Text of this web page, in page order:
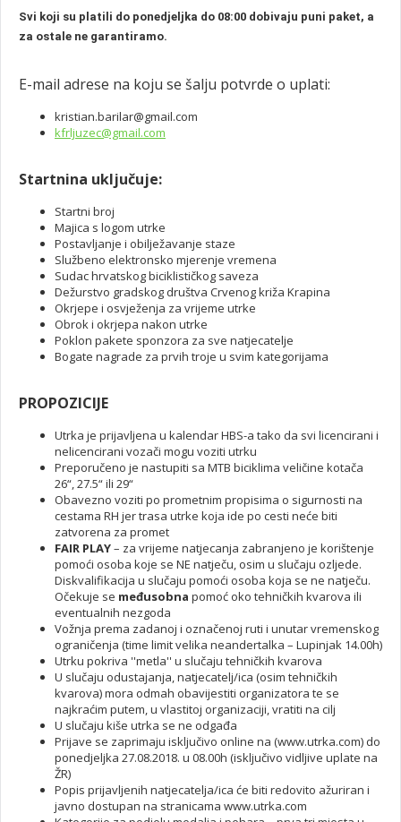
Svi koji su platili do ponedjeljka do 08:00 dobivaju puni paket, a
za ostale ne garantiramo.
E-mail adrese na koju se šalju potvrde o uplati:
kristian.barilar@gmail.com
kfrljuzec@gmail.com
Startnina uključuje:
Startni broj
Majica s logom utrke
Postavljanje i obilježavanje staze
Službeno elektronsko mjerenje vremena
Sudac hrvatskog biciklističkog saveza
Dežurstvo gradskog društva Crvenog križa Krapina
Okrjepe i osvježenja za vrijeme utrke
Obrok i okrjepa nakon utrke
Poklon pakete sponzora za sve natjecatelje
Bogate nagrade za prvih troje u svim kategorijama
PROPOZICIJE
Utrka je prijavljena u kalendar HBS-a tako da svi licencirani i
nelicencirani vozači mogu voziti utrku
Preporučeno je nastupiti sa MTB biciklima veličine kotača
26“, 27.5“ ili 29“
Obavezno voziti po prometnim propisima o sigurnosti na
cestama RH jer trasa utrke koja ide po cesti neće biti
zatvorena za promet
FAIR PLAY– za vrijeme natjecanja zabranjeno je korištenje
pomoći osoba koje se NE natječu, osim u slučaju ozljede.
Diskvalifikacija u slučaju pomoći osoba koja se ne natječu.
Očekuje se međusobna pomoć oko tehničkih kvarova ili
eventualnih nezgoda
Vožnja prema zadanoj i označenoj ruti i unutar vremenskog
ograničenja (time limit velika neandertalka – Lupinjak 14.00h)
Utrku pokriva ''metla'' u slučaju tehničkih kvarova
U slučaju odustajanja, natjecatelj/ica (osim tehničkih
kvarova) mora odmah obavijestiti organizatora te se
najkraćim putem, u vlastitoj organizaciji, vratiti na cilj
U slučaju kiše utrka se ne odgađa
Prijave se zaprimaju isključivo online na (www.utrka.com) do
ponedjeljka 27.08.2018. u 08.00h (isključivo vidljive uplate na
ŽR)
Popis prijavljenih natjecatelja/ica će biti redovito ažuriran i
javno dostupan na stranicama www.utrka.com